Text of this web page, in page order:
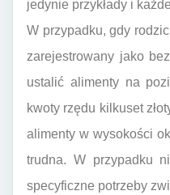
jedynie przykłady i
W przypadku, gdy
zarejestrowany jako
ustalić alimenty na
kwoty rzędu kilkuset
alimenty w wysokości
trudna. W przypadku
specyficzne potrzeby